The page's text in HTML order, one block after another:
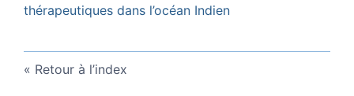
thérapeutiques dans l’océan Indien
Retour à l’index